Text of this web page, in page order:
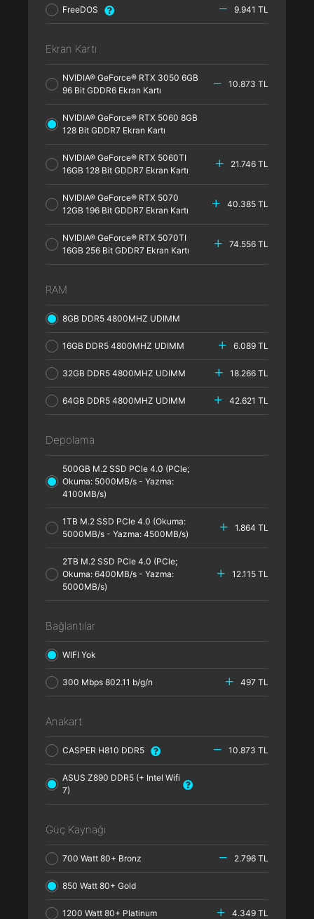
FreeDOS 9.941 TL
Ekran Kartı
NVIDIA® GeForce® RTX 3050 6GB
96 Bit GDDR6 Ekran Kartı
10.873 TL
NVIDIA® GeForce® RTX 5060 8GB
128 Bit GDDR7 Ekran Kartı
NVIDIA® GeForce® RTX 5060TI
16GB 128 Bit GDDR7 Ekran Kartı
21.746 TL
NVIDIA® GeForce® RTX 5070
12GB 196 Bit GDDR7 Ekran Kartı
40.385 TL
NVIDIA® GeForce® RTX 5070TI
16GB 256 Bit GDDR7 Ekran Kartı
74.556 TL
RAM
8GB DDR5 4800MHZ UDIMM
16GB DDR5 4800MHZ UDIMM 6.089 TL
32GB DDR5 4800MHZ UDIMM 18.266 TL
64GB DDR5 4800MHZ UDIMM 42.621 TL
Depolama
500GB M.2 SSD PCle 4.0 (PCle;
Okuma: 5000MB/s - Yazma:
4100MB/s)
1TB M.2 SSD PCle 4.0 (Okuma:
5000MB/s - Yazma: 4500MB/s)
1.864 TL
2TB M.2 SSD PCle 4.0 (PCle;
Okuma: 6400MB/s - Yazma:
5000MB/s)
12.115 TL
Bağlantılar
WIFI Yok
300 Mbps 802.11 b/g/n 497 TL
Anakart
CASPER H810 DDR5 10.873 TL
ASUS Z890 DDR5 (+ Intel Wifi
7)
Güç Kaynağı
700 Watt 80+ Bronz 2.796 TL
850 Watt 80+ Gold
1200 Watt 80+ Platinum 4.349 TL